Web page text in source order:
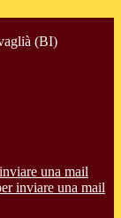
(BI)
una mail
inviare una mail